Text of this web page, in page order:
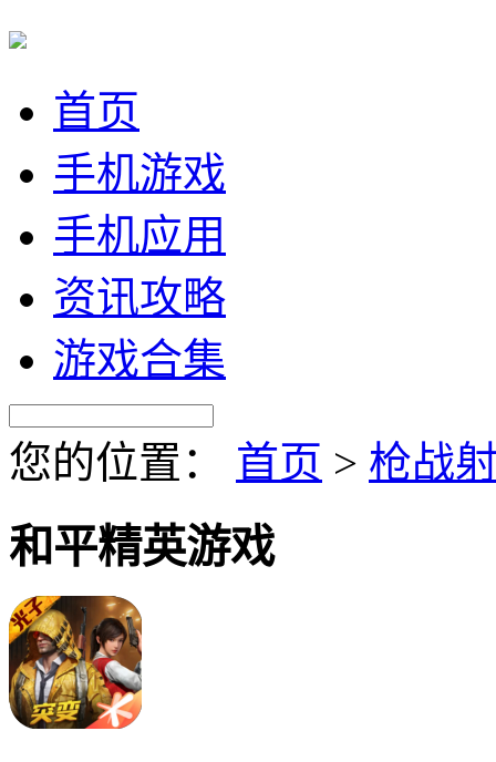
首页
手机游戏
手机应用
资讯攻略
游戏合集
您的位置： 首页 > 枪战
和平精英游戏